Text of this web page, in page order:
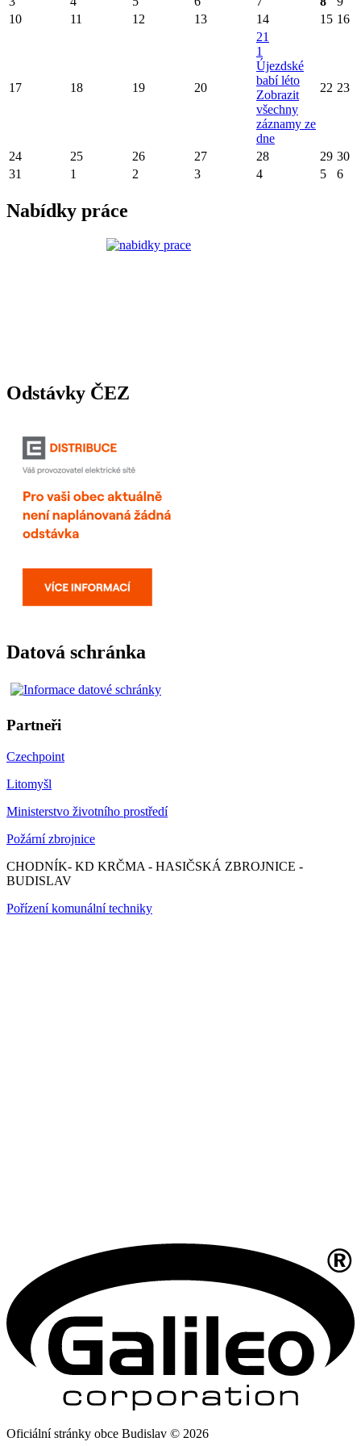
10
11 12 13 14 15 16
17 18 19 20
21
1
Újezdské
babí léto
Zobrazit
všechny
záznamy ze
dne
22 23
24 25 26 27 28 29 30
31
1 2 3 4 5 6
Nabídky práce
Odstávky ČEZ
Datová schránka
Partneři
Czechpoint
Litomyšl
Ministerstvo životního prostředí
Požární zbrojnice
CHODNÍK- KD KRČMA - HASIČSKÁ ZBROJNICE -
BUDISLAV
Pořízení komunální techniky
Oficiální stránky obce Budislav © 2026